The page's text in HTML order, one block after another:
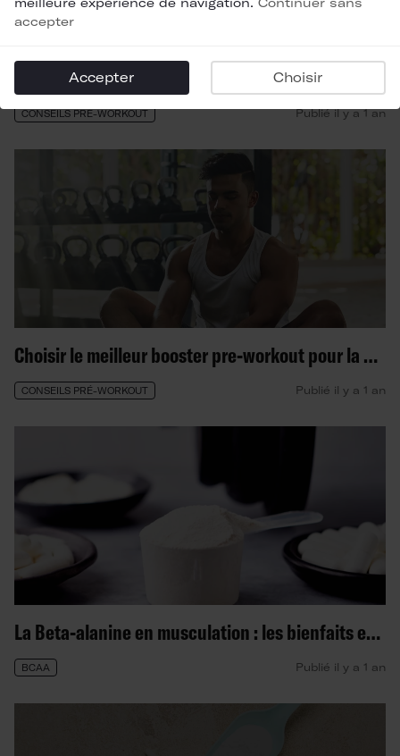
Pourquoi prendre le Pre-workout C4 ?
CONSEILS PRÉ-WORKOUT Publié il y a 1 an
Choisir le meilleur booster pre-workout pour la musculation
CONSEILS PRÉ-WORKOUT Publié il y a 1 an
La Beta-alanine en musculation : les bienfaits et le dosage
BCAA Publié il y a 1 an
accepter
Accepter Choisir